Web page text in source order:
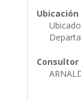
Ubicación